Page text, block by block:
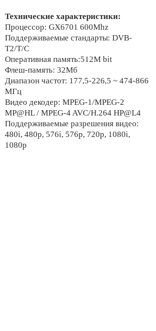
Технические характеристики:
Процессор: GX6701 600Mhz
Поддерживаемые стандарты: DVB-
T2/T/C
Оперативная память:512M bit
Флеш-память: 32Мб
Диапазон частот: 177,5-226,5 ~ 474-866
МГц
Видео декодер: MPEG-1/MPEG-2
MP@HL / MPEG-4 AVC/H.264 HP@L4
Поддерживаемые разрешения видео:
480i, 480р, 576i, 576р, 720р, 1080i,
1080р